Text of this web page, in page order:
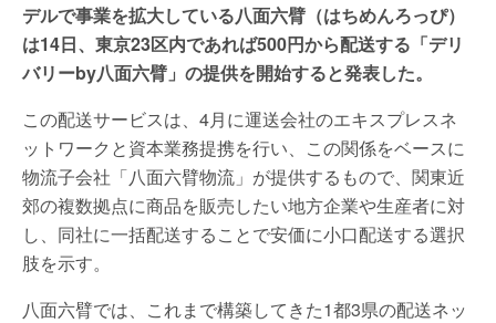
デルで事業を拡大している八面六臂（はちめんろっぴ）
は14日、東京23区内であれば500円から配送する「デリ
バリーby八面六臂」の提供を開始すると発表した。
この配送サービスは、4月に運送会社のエキスプレスネ
ットワークと資本業務提携を行い、この関係をベースに
物流子会社「八面六臂物流」が提供するもので、関東近
郊の複数拠点に商品を販売したい地方企業や生産者に対
し、同社に一括配送することで安価に小口配送する選択
肢を示す。
八面六臂では、これまで構築してきた1都3県の配送ネッ